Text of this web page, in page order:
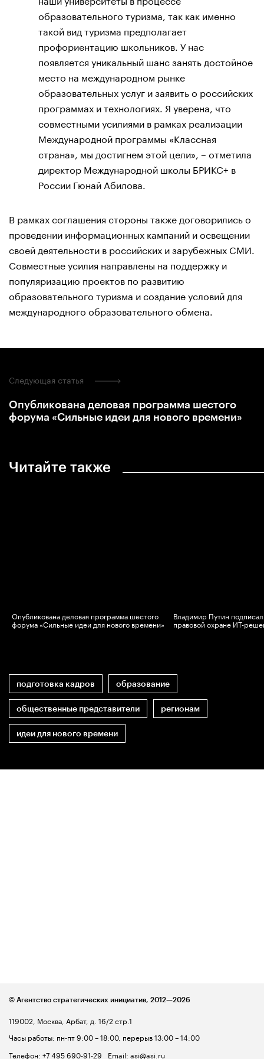
образовательного туризма, так как именно
такой вид туризма предполагает
профориентацию школьников. У нас
появляется уникальный шанс занять достойное
место на международном рынке
образовательных услуг и заявить о российских
программах и технологиях. Я уверена, что
совместными усилиями в рамках реализации
Международной программы «Классная
страна», мы достигнем этой цели», – отметила
директор Международной школы БРИКС+ в
России Гюнай Абилова.
В рамках соглашения стороны также договорились о
проведении информационных кампаний и освещении
своей деятельности в российских и зарубежных СМИ.
Совместные усилия направлены на поддержку и
популяризацию проектов по развитию
образовательного туризма и создание условий для
международного образовательного обмена.
Читайте также
Опубликована деловая программа шестого
форума «Сильные идеи для нового времени»
Владимир Путин
правовой охране ИТ-
подготовка кадров образование
общественные представители регионам
идеи для нового времени
Следующая статья
Опубликована деловая программа шестого
форума «Сильные идеи для нового времени»
119002, Москва, Арбат, д. 16/2 стр.1
Часы работы: пн-пт 9:00 – 18:00, перерыв 13:00 – 14:00
Телефон: +7 495 690-91-29 Email: asi@asi.ru
© Агентство стратегических инициатив, 2012—2026